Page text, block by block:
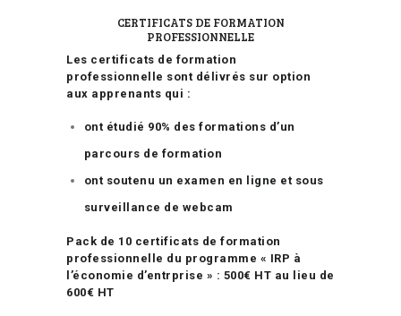
CERTIFICATS DE FORMATION
PROFESSIONNELLE
Les certificats de formation
professionnelle sont délivrés sur option
aux apprenants qui :
ont étudié 90% des formations d’un
parcours de formation
ont soutenu un examen en ligne et sous
surveillance de webcam
Pack de 10 certificats de formation
professionnelle du programme « IRP à
l’économie d’entrprise » : 500€ HT au lieu de
600€ HT